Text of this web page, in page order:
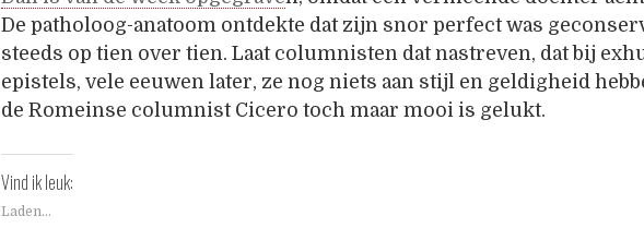
De patholoog-anatoom ontdekte dat zijn snor perfect was
steeds op tien over tien. Laat columnisten dat nastreven, dat bij
epistels, vele eeuwen later, ze nog niets aan stijl en geldigheid
de Romeinse columnist Cicero toch maar mooi is gelukt.
Vind ik leuk:
Laden...